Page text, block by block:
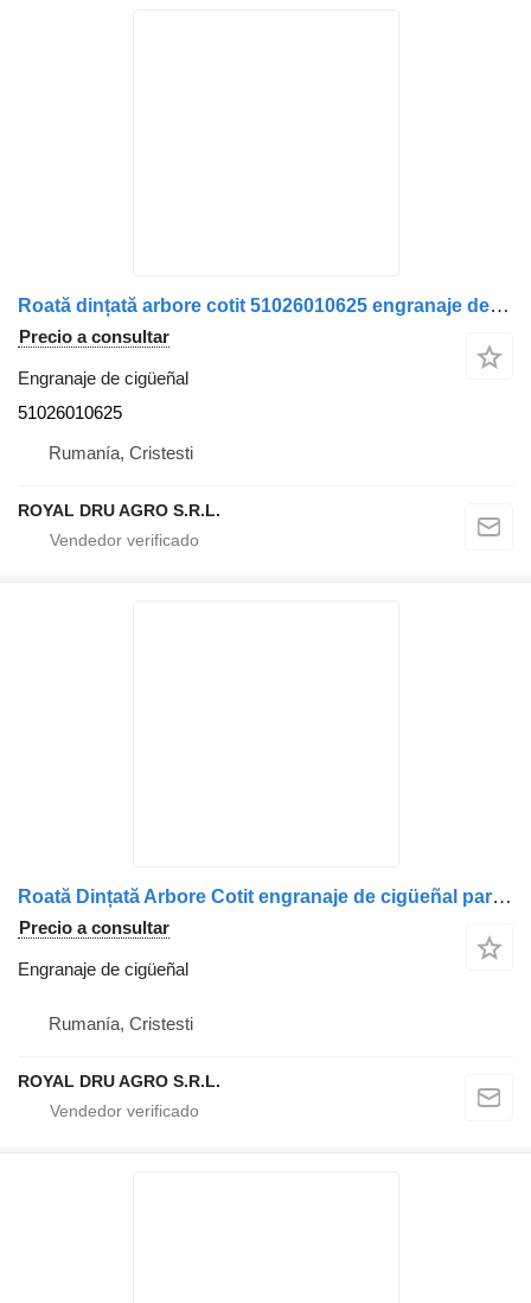
Roată dințată arbore cotit 51026010625 engranaje de cigüeñal para MAN 5102601-0625 camión
Precio a consultar
Engranaje de cigüeñal
51026010625
Rumanía, Cristesti
ROYAL DRU AGRO S.R.L.
Roată Dințată Arbore Cotit engranaje de cigüeñal para Mercedes-Benz A4700500103 / 4700500103 / 4700500303 / A4700500303 camión
Precio a consultar
Engranaje de cigüeñal
Rumanía, Cristesti
ROYAL DRU AGRO S.R.L.